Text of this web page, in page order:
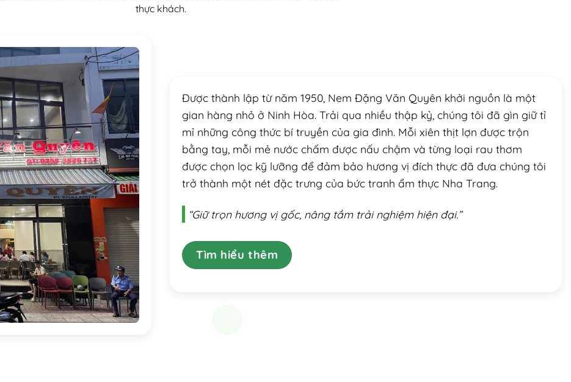
thực khách.
Được thành lập từ năm 1950, Nem Đặng Văn Quyên khởi nguồn là một
gian hàng nhỏ ở Ninh Hòa. Trải qua nhiều thập kỷ, chúng tôi đã gìn giữ tỉ
mỉ những công thức bí truyền của gia đình. Mỗi xiên thịt lợn được trộn
bằng tay, mỗi mẻ nước chấm được nấu chậm và từng loại rau thơm
được chọn lọc kỹ lưỡng để đảm bảo hương vị đích thực đã đưa chúng tôi
trở thành một nét đặc trưng của bức tranh ẩm thực Nha Trang.
“Giữ trọn hương vị gốc, nâng tầm trải nghiệm hiện đại.”
Tìm hiểu thêm